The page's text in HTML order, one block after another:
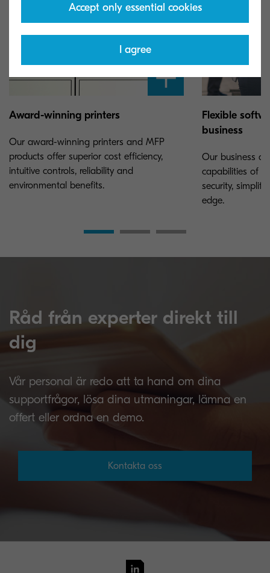
Award-winning printers
Our award-winning printers and MFP
products offer superior cost efficiency,
intuitive controls, reliability and
environmental benefits.
Flexible
business
Our business
capabilities of
security,
edge.
Råd från experter direkt till
dig
Vår personal är redo att ta hand om dina
supportfrågor, lösa dina utmaningar, lämna en
offert eller ordna en demo.
Kontakta oss
Accept only essential cookies
I agree